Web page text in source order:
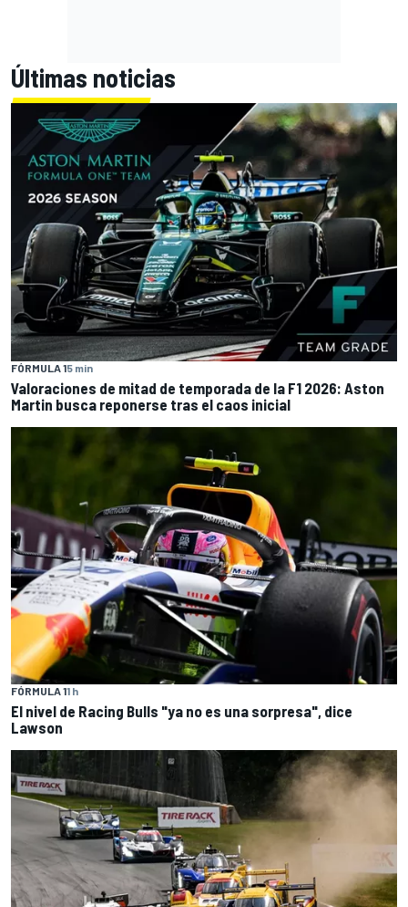
Últimas noticias
FÓRMULA 15 min
Valoraciones de mitad de temporada de la F1 2026: Aston
Martin busca reponerse tras el caos inicial
FÓRMULA 11 h
El nivel de Racing Bulls "ya no es una sorpresa", dice
Lawson